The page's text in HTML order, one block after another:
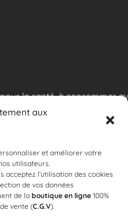
aux
et améliorer votre
utilisateurs.
acceptez l’utilisation des cookies
de vos données
de la boutique en ligne 100%
vente (C.G.V).
la santé, à consommer
email